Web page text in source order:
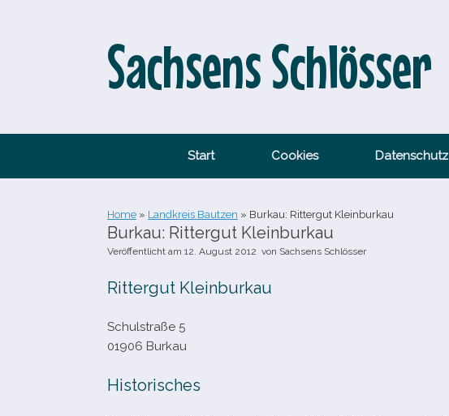
Sachsens Schlösser
Start Cookies Datenschutz
Home » Landkreis Bautzen » Burkau: Rittergut Kleinburkau
Burkau: Rittergut Kleinburkau
Veröffentlicht am 12. August 2012 von Sachsens Schlösser
Rittergut Kleinburkau
Schulstraße 5
01906 Burkau
Historisches